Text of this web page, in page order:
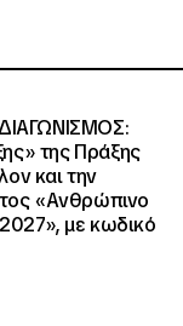
της Πράξης
και την
«Ανθρώπινο
με κωδικό